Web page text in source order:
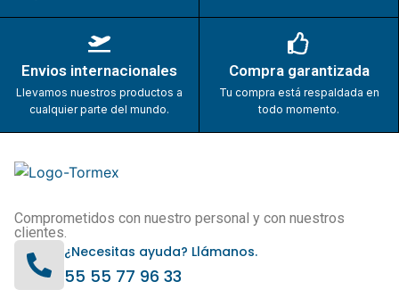
Envios internacionales
Llevamos nuestros productos a
cualquier parte del mundo.
Compra garantizada
Tu compra está respaldada en
todo momento.
Comprometidos con nuestro personal y con nuestros
clientes.
¿Necesitas ayuda? Llámanos.
55 55 77 96 33